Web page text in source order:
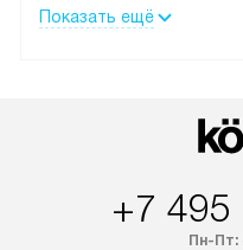
оплачивается
Показать ещё
+7 495
Пн-Пт: